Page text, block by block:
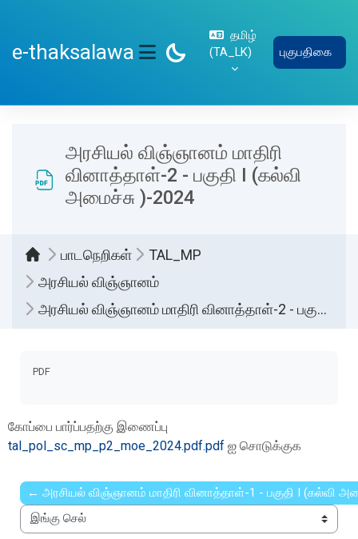
e-thaksalawa
SIDE PANEL
தமிழ்
‎(TA_LK)‎
புகுபதிகை
அரசியல் விஞ்ஞானம் மாதிரி
வினாத்தாள்-2 - பகுதி I (கல்வி
அமைச்சு )-2024
பாடநெறிகள்
TAL_MP
அரசியல் விஞ்ஞானம்
அரசியல் விஞ்ஞானம் மாதிரி வினாத்தாள்-2 - பகுதி I (கல்வி அமைச்சு )-2024
PDF
கோப்பை பார்ப்பதற்கு இணைப்பு
tal_pol_sc_mp_p2_moe_2024.pdf.pdf ஐ சொடுக்குக
← அரசியல் விஞ்ஞானம் மாதிரி வினாத்தாள்-1 - பகுதி I (கல்வி
இங்கு செல்